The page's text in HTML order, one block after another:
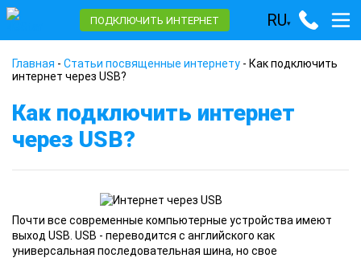
ПОДКЛЮЧИТЬ ИНТЕРНЕТ RU▾
Главная - Статьи посвященные интернету - Как подключить
интернет через USB?
Как подключить интернет
через USB?
Почти все современные компьютерные устройства имеют
выход USB. USB - переводится с английского как
универсальная последовательная шина, но свое